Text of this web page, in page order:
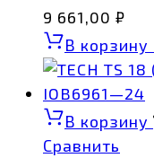
9 661,00 ₽
В корзину
В корзину
Сравнить